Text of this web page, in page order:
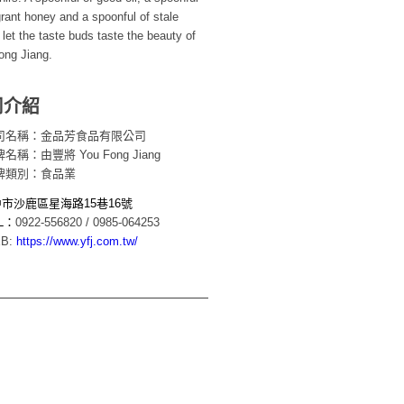
honey and a spoonful of stale
let the taste buds taste the beauty of
Jiang.
紹
名稱：金品芳食品有限公司
名稱：由豐將 You Fong Jiang
類別：食品業
沙鹿區星海路15巷16號
：0922-556820 / 0985-064253
https://www.yfj.com.tw/